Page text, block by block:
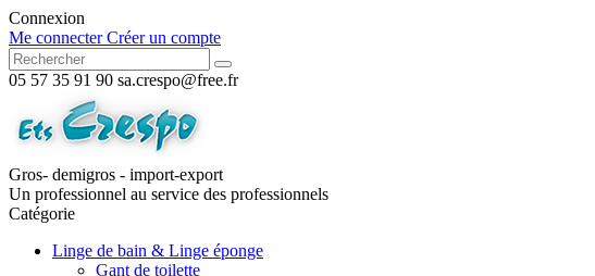
Connexion
Me connecter Créer un compte
05 57 35 91 90 sa.crespo@free.fr
Gros- demigros - import-export
Un professionnel au service des professionnels
Catégorie
Linge de bain & Linge éponge
Gant de toilette